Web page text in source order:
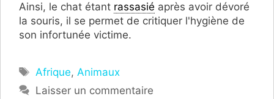
Ainsi, le chat étant rassasié après avoir dévoré
la souris, il se permet de critiquer l'hygiène de
son infortunée victime.
Étiquettes
Afrique,Animaux
Laisser un commentaire